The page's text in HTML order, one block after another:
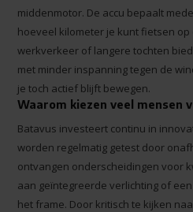
middenmotor. De accu bepaalt
hoeveel kilometer je kunt fietsen op
werkverkeer of langere tochten
met minder inspanning tegen de
je toch actief blijft bewegen.
Waarom kiezen veel mensen
Batavus investeert continu in
worden regelmatig getest door
ontvangen onderscheidingen voor
aan geïntegreerde verlichting of
het frame. Door kritisch te kijken